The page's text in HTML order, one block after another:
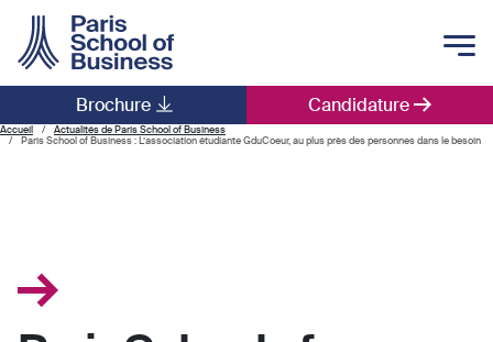
Candidature
Brochure
Main navigation
Accueil
Actualités de Paris School of Business
Paris School of Business : L’association étudiante GduCoeur, au plus près des personnes dans le besoin